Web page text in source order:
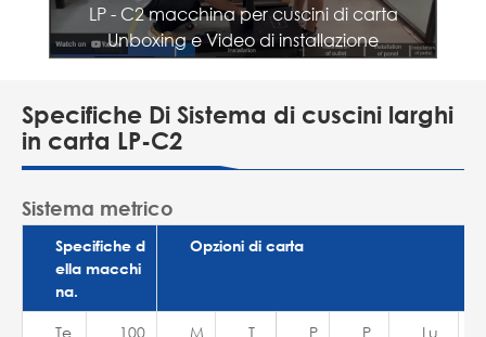
LP - C2 macchina per cuscini di carta
Unboxing e Video di installazione
Specifiche Di Sistema di cuscini larghi
in carta LP-C2
Sistema metrico
Specifiche d
ella macchi
na.
Opzioni di carta
Te
100
M
T
P
P
Lu